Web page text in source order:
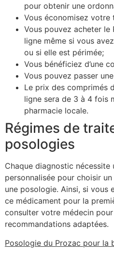
pour obtenir une
Vous économisez votre
Vous pouvez acheter le
ligne même si vous
ou si elle est périmée;
Vous bénéficiez d’une
Vous pouvez passer
Le prix des comprimés
ligne sera de 3 à 4 fois
pharmacie locale.
Régimes de
posologies
Chaque diagnostic nécessite
personnalisée pour choisir
une posologie. Ainsi, si vous
ce médicament pour la
consulter votre médecin
recommandations adaptées.
Posologie du Prozac pour la